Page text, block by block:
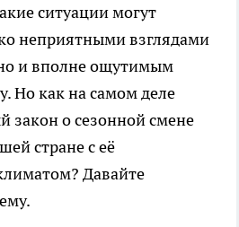
ситуации могут
неприятными взглядами
и вполне ощутимым
Но как на самом деле
закон о сезонной смене
стране с её
Давайте